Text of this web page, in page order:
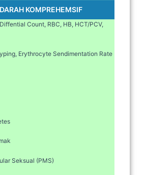
KOMPREHEMSIF
Count, RBC, HB, HCT/PCV,
Erythrocyte Sendimentation Rate
Seksual (PMS)